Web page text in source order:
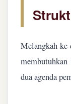
Melangkah ke
dua agenda